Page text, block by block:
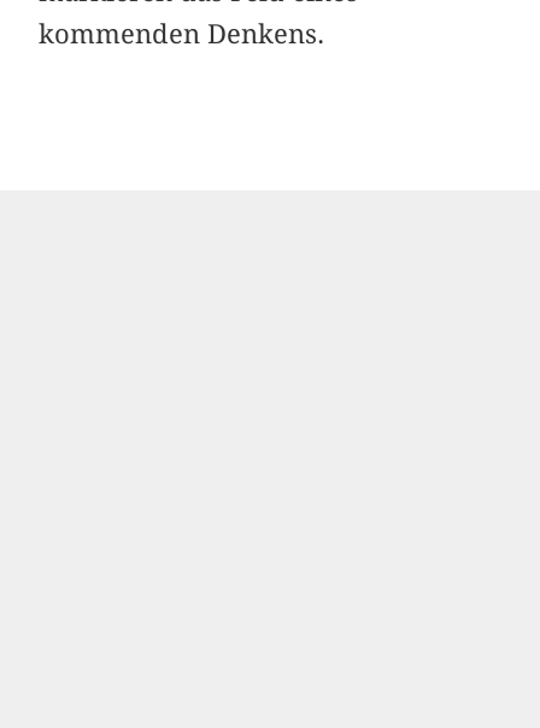
kommenden Denkens.